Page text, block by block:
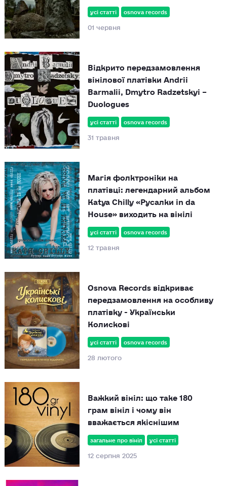
усі статті osnova records
01 червня
усі статті osnova records
31 травня
Відкрито передзамовлення
вінілової платівки Andrii
Barmalii, Dmytro Radzetskyi –
Duologues
усі статті osnova records
12 травня
Магія фолктроніки на
платівці: легендарний альбом
Katya Chilly «Русалки in da
House» виходить на вінілі
усі статті osnova records
28 лютого
Osnova Records відкриває
передзамовлення на особливу
платівку - Українськи
Колискові
загальне про вініл усі статті
12 серпня 2025
Важкий вініл: що таке 180
грам вініл і чому він
вважається якіснішим